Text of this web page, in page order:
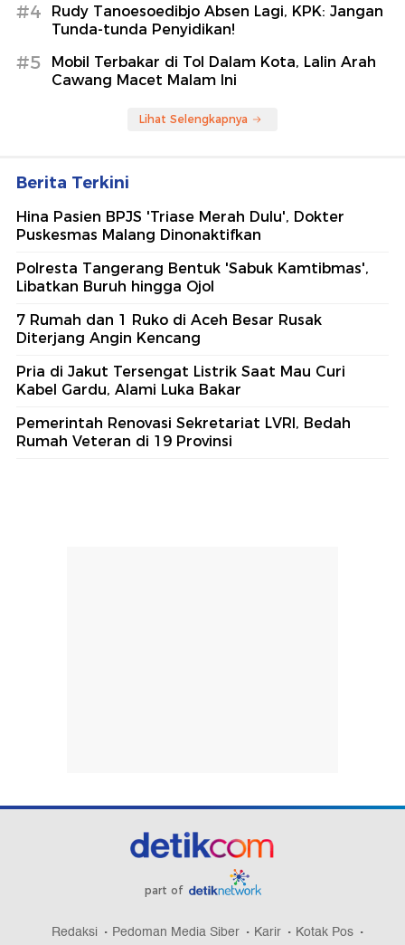
#4
Rudy Tanoesoedibjo Absen Lagi, KPK: Jangan
Tunda-tunda Penyidikan!
#5
Mobil Terbakar di Tol Dalam Kota, Lalin Arah
Cawang Macet Malam Ini
Lihat Selengkapnya
Berita Terkini
Hina Pasien BPJS 'Triase Merah Dulu', Dokter
Puskesmas Malang Dinonaktifkan
Polresta Tangerang Bentuk 'Sabuk Kamtibmas',
Libatkan Buruh hingga Ojol
7 Rumah dan 1 Ruko di Aceh Besar Rusak
Diterjang Angin Kencang
Pria di Jakut Tersengat Listrik Saat Mau Curi
Kabel Gardu, Alami Luka Bakar
Pemerintah Renovasi Sekretariat LVRI, Bedah
Rumah Veteran di 19 Provinsi
part of
Redaksi Pedoman Media Siber Karir Kotak Pos